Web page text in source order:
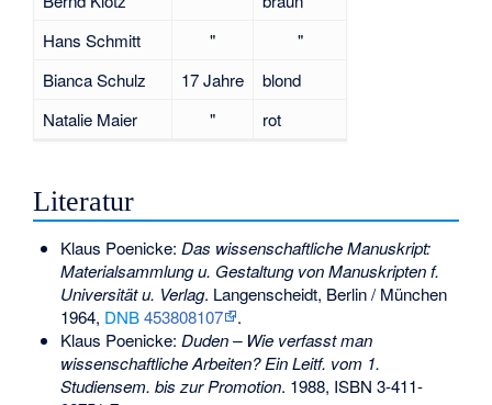
Hans Schmitt
"
"
Bianca Schulz
17 Jahre
blond
Natalie Maier
" rot
Literatur
Klaus Poenicke: Das wissenschaftliche Manuskript:
Materialsammlung u. Gestaltung von Manuskripten f.
Universität u. Verlag. Langenscheidt, Berlin / München
1964, DNB 453808107
.
Klaus Poenicke: Duden – Wie verfasst man
wissenschaftliche Arbeiten? Ein Leitf. vom 1.
Studiensem. bis zur Promotion. 1988, ISBN 3-411-